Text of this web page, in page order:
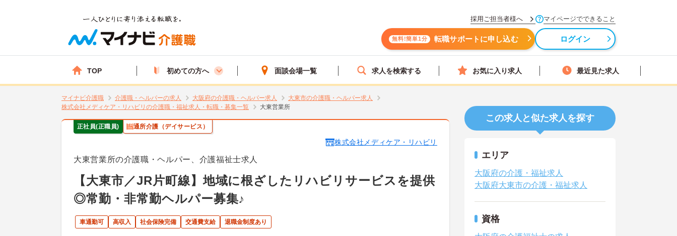
採用ご担当者様へ マイページでできること
無料!簡単1分 転職サポートに申し込む ログイン
TOP 初めての方へ 面談会場一覧 求人を検索する お気に入り求人 最近見た求人
マイナビ介護職 介護職・ヘルパーの求人 大阪府の介護職・ヘルパー求人
大東市の介護職・ヘルパー求人
株式会社メディケア・リハビリの介護職・福祉求人・転職・募集一覧
大東営業所
正社員(正職員) 通所介護（デイサービス）
株式会社メディケア・リハビリ
大東営業所の介護職・ヘルパー、介護福祉士求人
【大東市／JR片町線】地域に根ざしたリハビリサービスを提供
◎常勤・非常勤ヘルパー募集♪
車通勤可 高収入 社会保険完備 交通費支給 退職金制度あり
この求人と似た求人を探す
エリア
大阪府の介護・福祉求人
大阪府大東市の介護・福祉求人
資格